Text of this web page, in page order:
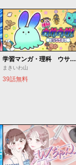
学習マンガ・理科 ウサウサ！
まきいわ山
39話無料